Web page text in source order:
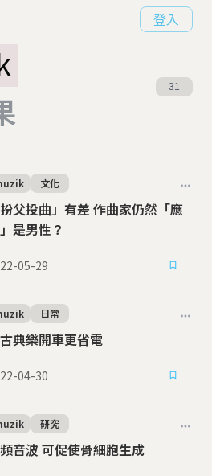
登入
31
扮父投曲」有差 作曲家仍然「應
是男性？
文化
05-29
典樂開車更省電
日常
04-30
音波 可促使骨細胞生成
研究